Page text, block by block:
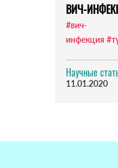
ВИЧ-
#вич-
инфекция
Научные
11.01.2020